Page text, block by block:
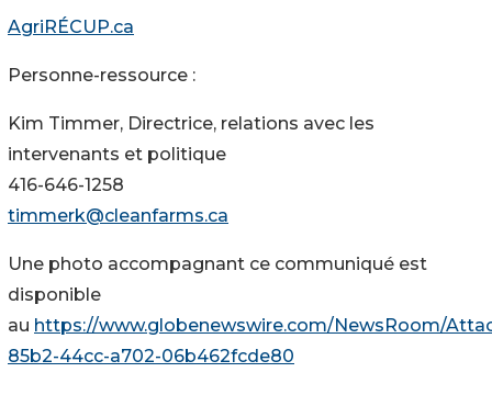
AgriRÉCUP.ca
Personne-ressource :
Kim Timmer, Directrice, relations avec les
intervenants et politique
416-646-1258
timmerk@cleanfarms.ca
Une photo accompagnant ce communiqué est
disponible
au https://www.globenewswire.com/NewsRoom/
85b2-44cc-a702-06b462fcde80